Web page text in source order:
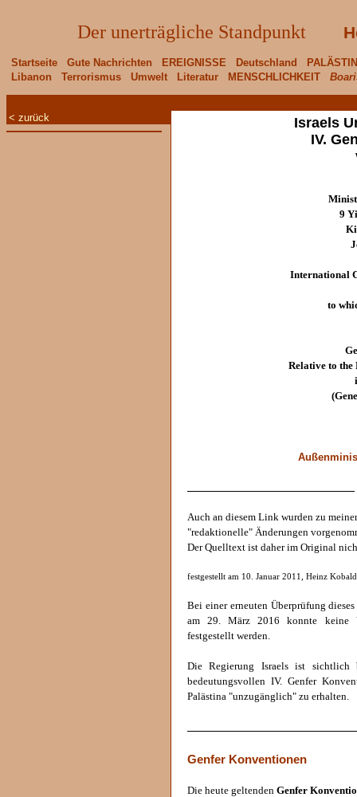
Der unerträgliche Standpunkt
Startseite Gute Nachrichten EREIGNISSE Deutschland
Libanon
Terrorismus Umwelt Literatur MENSCHLICHKEIT
< zurück
Israels
IV.
9
International
to
Relative to the
Auch an diesem Link wurden zu
"redaktionelle" Änderungen
Der Quelltext ist daher im Original
festgestellt am 10. Januar 2011, Heinz Kobald
Bei einer erneuten Überprüfung
am 29. März 2016 konnte keine
festgestellt werden.
Die Regierung Israels ist sichtlich
bedeutungsvollen IV. Genfer
Palästina "unzugänglich" zu erhalten.
Genfer Konventionen
Die heute geltenden Genfer